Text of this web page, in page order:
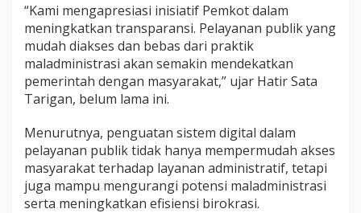
“Kami mengapresiasi inisiatif Pemkot dalam
meningkatkan transparansi. Pelayanan publik yang
mudah diakses dan bebas dari praktik
maladministrasi akan semakin mendekatkan
pemerintah dengan masyarakat,” ujar Hatir Sata
Tarigan, belum lama ini.
Menurutnya, penguatan sistem digital dalam
pelayanan publik tidak hanya mempermudah akses
masyarakat terhadap layanan administratif, tetapi
juga mampu mengurangi potensi maladministrasi
serta meningkatkan efisiensi birokrasi.